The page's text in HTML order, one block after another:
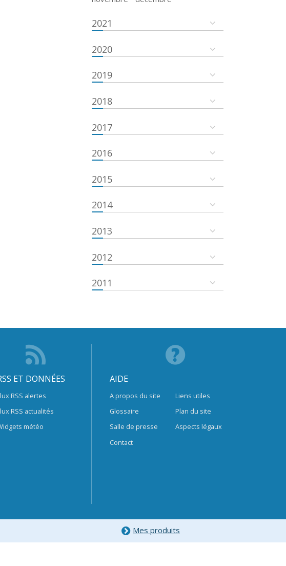
2021
2020
2019
2018
2017
2016
2015
2014
2013
2012
2011
ET DONNÉES
RSS alertes
RSS actualités
météo
AIDE
A propos du site
Glossaire
Salle de presse
Contact
Liens utiles
Plan du site
Aspects légaux
Mes produits